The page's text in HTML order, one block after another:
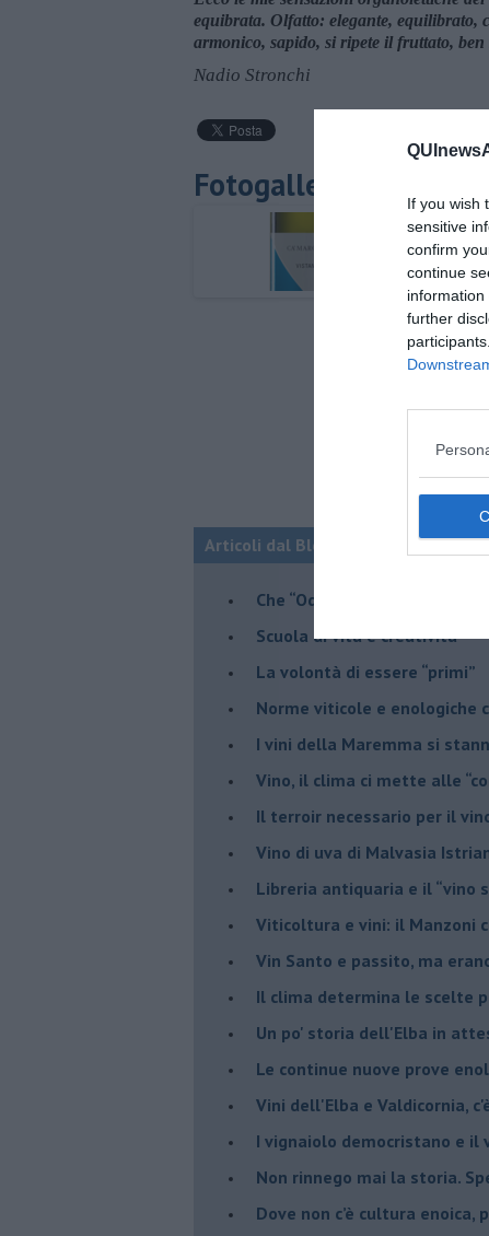
If you wish
sensitive
confirm
continue
further
equibrata. Olfatto: elegante, equilibrato,
armonico, sapido, si ripete il fruttato,
Nadio Stronchi
Fotogallery
Articoli dal Blog “Vignaioli e vini”
​Che “Odissea sia”
Scuola di vita e creatività
​La volontà di essere “primi”
Norme viticole e enologiche
​I vini della Maremma si
Vino, il clima ci mette alle
Il terroir necessario per il
​Vino di uva di Malvasia
​Libreria antiquaria e il “vino
​Viticoltura e vini: il Manzoni
​Vin Santo e passito, ma
Il clima determina le scelte
Un po' storia dell'Elba in
Le continue nuove prove
Vini dell'Elba e Valdicornia,
​I vignaiolo democristano e il
​Non rinnego mai la storia.
​Dove non c’è cultura enoica,